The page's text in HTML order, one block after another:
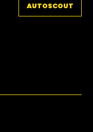
AUTOSCOUT